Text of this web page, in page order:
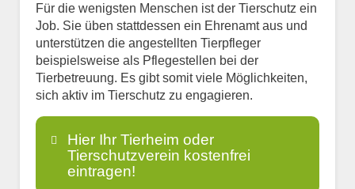
Für die wenigsten Menschen ist der Tierschutz ein
Job. Sie üben stattdessen ein Ehrenamt aus und
unterstützen die angestellten Tierpfleger
beispielsweise als Pflegestellen bei der
Tierbetreuung. Es gibt somit viele Möglichkeiten,
sich aktiv im Tierschutz zu engagieren.
Hier Ihr Tierheim oder
Tierschutzverein kostenfrei
eintragen!